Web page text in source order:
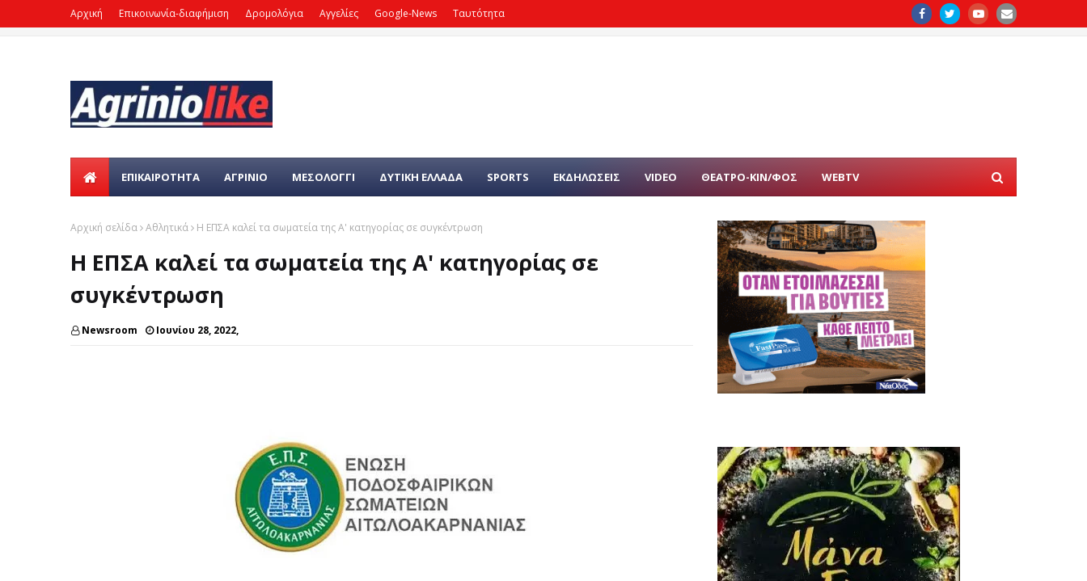
Αρχική Επικοινωνία-διαφήμιση Δρομολόγια Αγγελίες Google-News Ταυτότητα
ΕΠΙΚΑΙΡΌΤΗΤΑ ΑΓΡΙΝΙΟ ΜΕΣΟΛΟΓΓΙ ΔΥΤΙΚΗ ΕΛΛΑΔΑ SPORTS ΕΚΔΗΛΩΣΕΙΣ VIDEO ΘΕΑΤΡΟ-ΚΙΝ/ΦΟΣ WEBTV
Αρχική σελίδα Αθλητικά Η ΕΠΣΑ καλεί τα σωματεία της Α' κατηγορίας σε συγκέντρωση
Η ΕΠΣΑ καλεί τα σωματεία της Α' κατηγορίας σε
συγκέντρωση
Newsroom Ιουνίου 28, 2022,